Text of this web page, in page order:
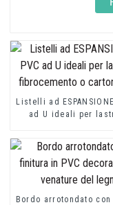
Listelli ad
ad U ideali per
Bordo arrotondato